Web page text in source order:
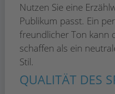
Nutzen Sie eine
Publikum passt. Ein
freundlicher Ton kann
schaffen als ein
Stil.
QUALITÄT DES